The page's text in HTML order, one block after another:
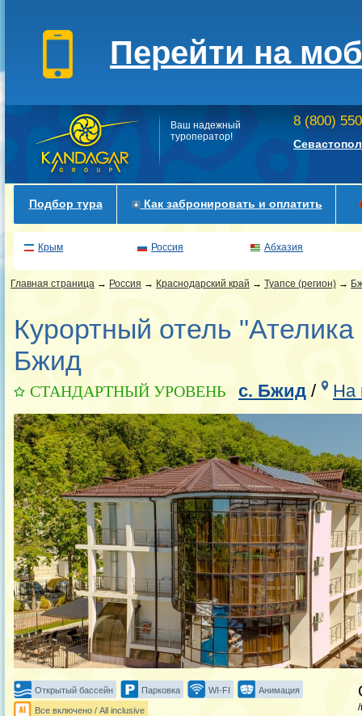
Перейти на
Ваш надежный
туроператор!
8 (800)
Подбор тура Как забронировать и оплатить
Крым Россия Абхазия
Главная страница → Россия → Краснодарский край → Туапсе (регион) →
Курортный отель
Бжид
СТАНДАРТНЫЙ УРОВЕНЬ с. Бжид / На
Открытый бассейн Парковка WI-FI Анимация
Все включено / All inclusive